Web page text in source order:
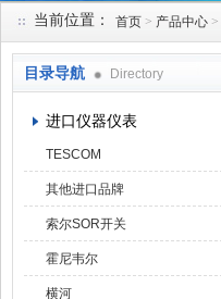
当前位置： 首页 > 产品中心 >
目录导航 Directory
进口仪器仪表
TESCOM
其他进口品牌
索尔SOR开关
霍尼韦尔
横河